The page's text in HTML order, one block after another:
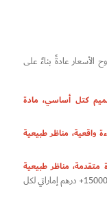
الأسعار عادةً بناءً على
كتل أساسي، مادة
مناظر طبيعية
مناظر طبيعية
5000 – 15000+ درهم إماراتي لكل